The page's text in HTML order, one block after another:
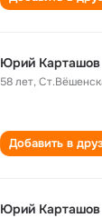
Юрий Карташов
58 лет,
Добавить в
Юрий Карташов